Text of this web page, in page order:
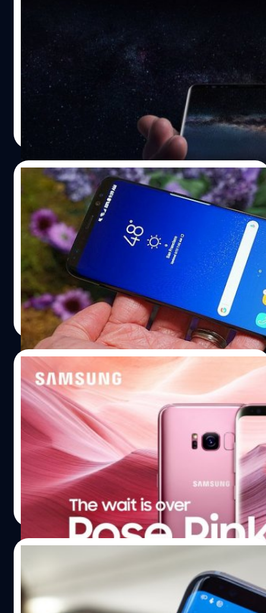
เปรียบเทียบกับ Samsung Galaxy S8 ในการถ่ายภาพที่วัตถุมี
การเคลื่อนไหว พบว่าทาง Kirin 970 สามารถทำได้ดี
กว่า Galaxy S8 อย่างเห็นได้ชัดเลยทีเดียว อย่างไรก็ตามสิ่ง
ที่ Huawei ได้นำมาเสนอนี้นั้นอ้างอิงตามการทดสอบในแลป
ของทาง Huawei ทุกประการครับ อย่างไรก็ตาม ยังไม่มีข้อมูล
แน่ชัดถึงลักษณะการถ่ายภาพเปรียบเทียบนี้ เช่น iso หรือซัน
เตอร์สปีด อ้างอิง
อย่างน้อย 7 แสนเครื่องในเดือนแรก
หลังจากเปิดตัวและได้รับกระแสตอบรับที่น่าพอใจเรียก
ศรัทธากลับมาได้เหมือนเดิมนั้น ทาง Samsung ก็ตั้งเป้าว่าใน
เดือนแรกของการจัดจำหน่าย Galaxy Note 8 ในประเทศ
เกาหลีใต้บ้านเกิดนั้นจะต้องมียอดขายแตะ 700,000 เครื่อง
ให้ได้ ซึ่งถือเป็นตัวเลขเดียวกับเมื่อครั้งที่ Galaxy S8 และ S8+
เปิดตัวในเดือนแรกนั่นเอง ทั้งนี้ รายงานจาก News1 ใน
เกาหลีใต้ระบุว่า Samsung เตรียมจะเริ่มเปิดพรีออเดอร์
Galaxy Note 8 ระหว่างวันที่ 7-14 กันยายนนี้ และจะเริ่ม
จำหน่ายและจัดส่งอย่างเป็นทางการในวันที่ 15 กันยายน โดย
ในลอตแรกจะแบ่งเป็นรุ่น 64 GB และรุ่น 256 GB ในสัดส่วน
60% และ 40% ตามลำดับ ขณะเดียวกัน DJ Koh ผู้บริหารจาก
Samsung Mobile ก็ตั้งเป้าว่ายอดขาย Note 8 ทั่วโลกนั้นจะไป
ถึง 11 ล้านเครื่องได้ในปีนี้ อ้างอิง
ณัฐพันธ์ ส่งวิรุฬห์ | 3263 days ago
03/08/2017
Samsung ยิ้ม Galaxy S8 มียอดจำหน่าย
มากกว่า 20 ล้านเครื่องแล้ว
เรียกว่าเป็นข่าวดีสำหรับ Samsung และเป็นการแก้ตัวที่ถือว่า
ทำได้ดีเลยทีเดียว ล่าสุดมีข้อมูลเผยออกมาว่า Galaxy S8 และ
S8 Plus นั้นมียอดจำหน่ายมากกว่า 20 ล้านเครื่องแล้วครับ
Strategy Analytics รายงานว่า หลังจาก Samsung วาง
จำหน่าย Galaxy S8 เมื่อวันที่ 21 เมษายนที่ผ่านมา จนถึงช่วง
เดือนมิถุนายนนั้นมียอดขายทั้งสิ้นอยู่ที่ 19.8 ล้านเครื่อง ทำ
ยอดขายต่อวันที่ 278,000 เครื่อง อย่างไรก็ตาม ก่อนหน้านี้มี
รายงานว่า ยอดขายของ Galaxy S8 เริ่มช้าลง แต่ทาง
Samsung ก็ได้ออกมาประกาศแก้กระแสว่า Galaxy S8 นั้นมี
ยอดจำหน่ายสูงกว่า Galaxy S7 ถึง 15% จากการประชุมของ
บริษัทพบว่า Galaxy S8 มียอดจำหน่ายมากกว่า Galaxy S7 ถึง
สองเท่าเลยทีเดียวในบางตลาด และทำให้ Samsung กลับมา
เป็นบริษัทที่มียอดจำหน่ายสมาร์ทโฟนมากที่สุดในโลกอีก
ด้วย…
วัชรกุล พัฒนาประทีป| 3291 days ago
Read More
21/07/2017
Samsung เปิดตัว Galaxy S8+ สีจมปูว์ (ชมพู
Rose Pink) ในไทยแล้ว
Samsung เปิดตัว Galaxy S8+ สี Rose Pink ซึ่งเป็นสีใหม่
ล่าสุดสำหรับสมาร์ทโฟน ไร้กรอบ ไร้ปุ่มโฮม โดยจะวาง
จำหน่ายอย่างเป็นทางการในประเทศไทยวันที่ 21 กรกฎาคมนี้
เอกพล ชูเชิด| 3304 days ago
ข้อมูลเผย Galaxy S9 จะใช้หน้าจอ Infinity
Display แบบเดียวกับ Galaxy S8